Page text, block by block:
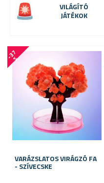
VILÁGÍTÓ
JÁTÉKOK
-
3
7
%
VARÁZSLATOS VIRÁGZÓ FA
- SZÍVECSKE